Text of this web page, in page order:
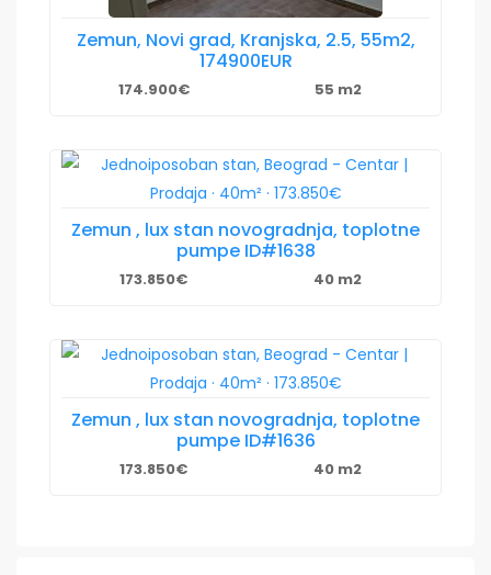
Zemun, Novi grad, Kranjska, 2.5, 55m2,
174900EUR
174.900€ 55 m2
Zemun , lux stan novogradnja, toplotne
pumpe ID#1638
173.850€ 40 m2
Zemun , lux stan novogradnja, toplotne
pumpe ID#1636
173.850€ 40 m2